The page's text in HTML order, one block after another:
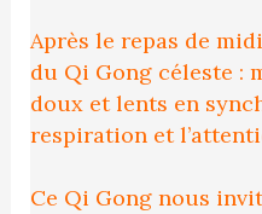
Après le repas de
du Qi Gong céleste :
doux et lents en
respiration et
Ce Qi Gong nous